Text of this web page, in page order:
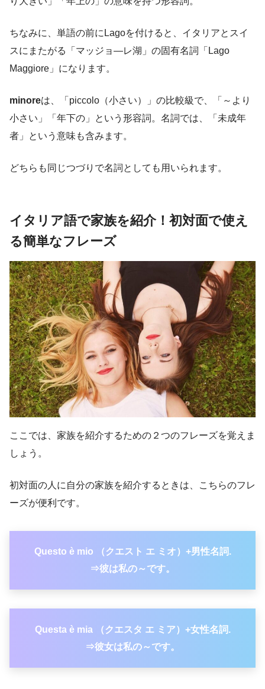
ちなみに、単語の前にLagoを付けると、イタリアとスイ
スにまたがる「マッジョ―レ湖」の固有名詞「Lago
Maggiore」になります。
minoreは、「piccolo（小さい）」の比較級で、「～より
小さい」「年下の」という形容詞。名詞では、「未成年
者」という意味も含みます。
どちらも同じつづりで名詞としても用いられます。
イタリア語で家族を紹介！初対面で使え
る簡単なフレーズ
ここでは、家族を紹介するための２つのフレーズを覚えま
しょう。
初対面の人に自分の家族を紹介するときは、こちらのフレ
ーズが便利です。
Questo è mio （クエスト エ ミオ）+男性名詞.
⇒彼は私の～です。
Questa è mia （クエスタ エ ミア）+女性名詞.
⇒彼女は私の～です。